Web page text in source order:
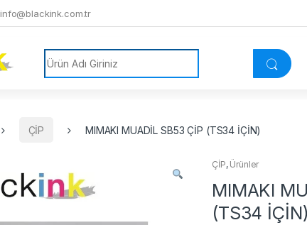
info@blackink.com.tr
Search for:
ÇİP MIMAKI MUADİL SB53 ÇİP (TS34 İÇİN)
ÇİP, Ürünler
MIMAKI
(TS34 İÇİN)